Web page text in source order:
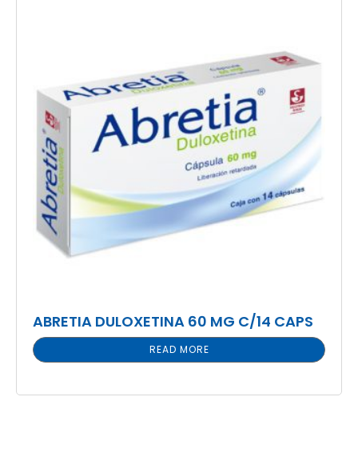
ABRETIA DULOXETINA 60 MG C/14 CAPS
READ MORE